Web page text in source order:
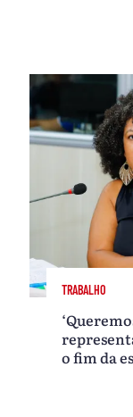
TRABALHO
o fim da